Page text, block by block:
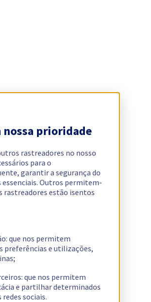
nossa prioridade
rastreadores no nosso
para o
garantir a segurança do
Outros permitem-
rastreadores estão isentos
que nos permitem
preferências e utilizações,
que nos permitem
e partilhar determinados
sociais.